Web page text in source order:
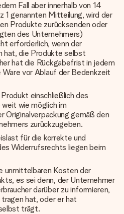
Fall aber innerhalb von 14
1 genannten Mitteilung, wird der
Produkte zurücksenden oder
des Unternehmers)
erforderlich, wenn der
hat, die Produkte selbst
hat die Rückgabefrist in jedem
Ware vor Ablauf der Bedenkzeit
einschließlich des
wie möglich im
Originalverpackung gemäß den
zurückzugeben.
für die korrekte und
Widerrufsrechts liegen beim
unmittelbaren Kosten der
es sei denn, der Unternehmer
darüber zu informieren,
hat, oder er hat
trägt.